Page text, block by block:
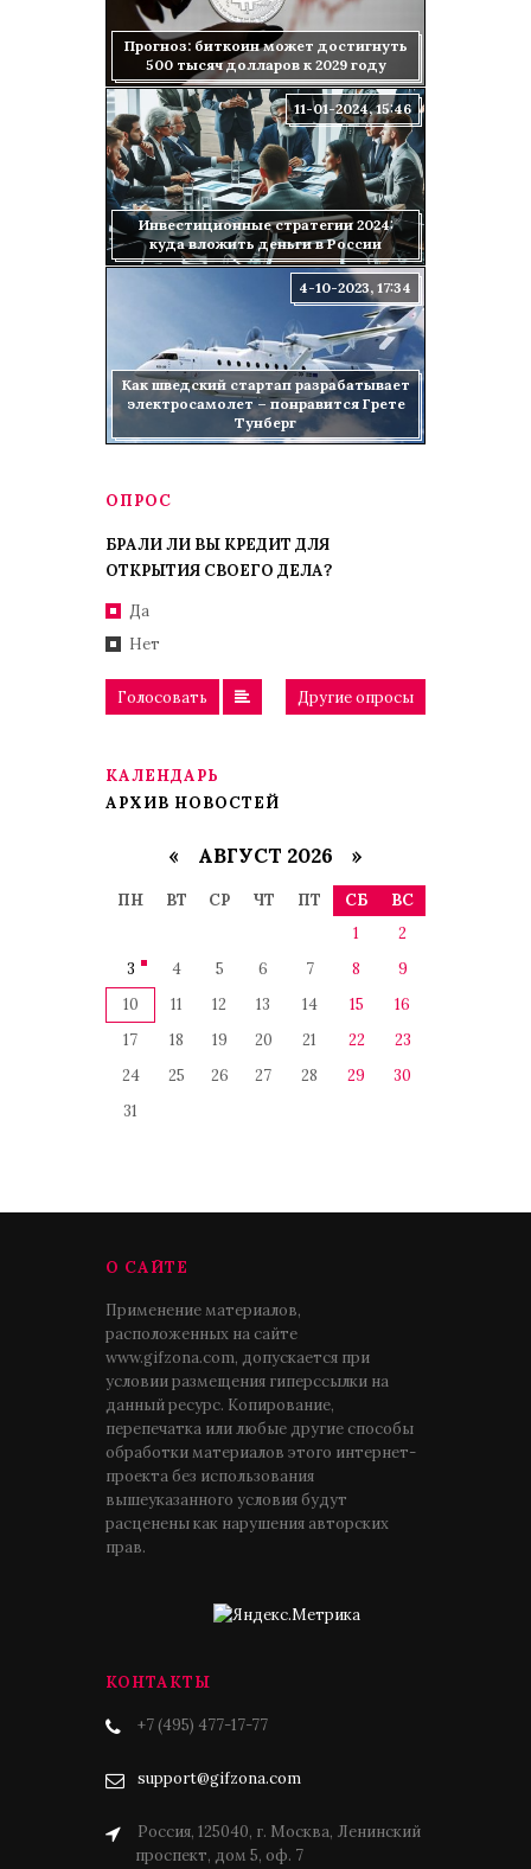
Прогноз: биткоин может достигнуть
500 тысяч долларов к 2029 году
Инвестиционные стратегии 2024:
куда вложить деньги в России
11-01-2024, 15:46
Как шведский стартап разрабатывает
электросамолет – понравится Грете
Тунберг
4-10-2023, 17:34
ОПРОС
БРАЛИ ЛИ ВЫ КРЕДИТ ДЛЯ
ОТКРЫТИЯ СВОЕГО ДЕЛА?
Да
Нет
Голосовать Другие опросы
КАЛЕНДАРЬ
АРХИВ НОВОСТЕЙ
« АВГУСТ 2026 »
ПН ВТ СР ЧТ ПТ СБ
ВС
1
2
3
4 5 6 7 8
9
10
11 12 13 14 15
16
17
18 19 20 21 22
23
24
25 26 27 28 29
30
31
О САЙТЕ
Применение материалов,
расположенных на сайте
www.gifzona.com, допускается при
условии размещения гиперссылки на
данный ресурс. Копирование,
перепечатка или любые другие способы
обработки материалов этого интернет-
проекта без использования
вышеуказанного условия будут
расценены как нарушения авторских
прав.
КОНТАКТЫ
+7 (495) 477-17-77
support@gifzona.com
Россия, 125040, г. Москва, Ленинский
проспект, дом 5, оф. 7